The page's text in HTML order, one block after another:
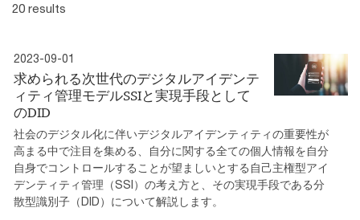
20 results
2023-09-01
求められる次世代のデジタルアイデンテ
ィティ管理モデルSSIと実現手段として
のDID
社会のデジタル化に伴いデジタルアイデンティティの重要性が
高まる中で注目を集める、自分に関する全ての個人情報を自分
自身でコントロールすることが望ましいとする自己主権型アイ
デンティティ管理（SSI）の考え方と、その実現手段である分
散型識別子（DID）について解説します。